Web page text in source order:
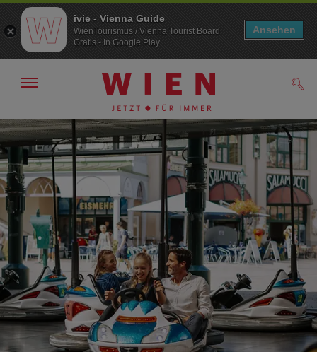
Zur
Navigation
Zum
Inhalt
Navigation
ivie - Vienna Guide
WienTourismus / Vienna Tourist Board
Gratis - In Google Play
Ansehen